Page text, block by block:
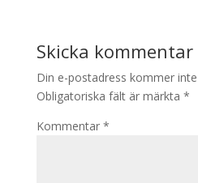
Skicka kommentar
Din e-postadress kommer
Obligatoriska fält är märkta *
Kommentar *